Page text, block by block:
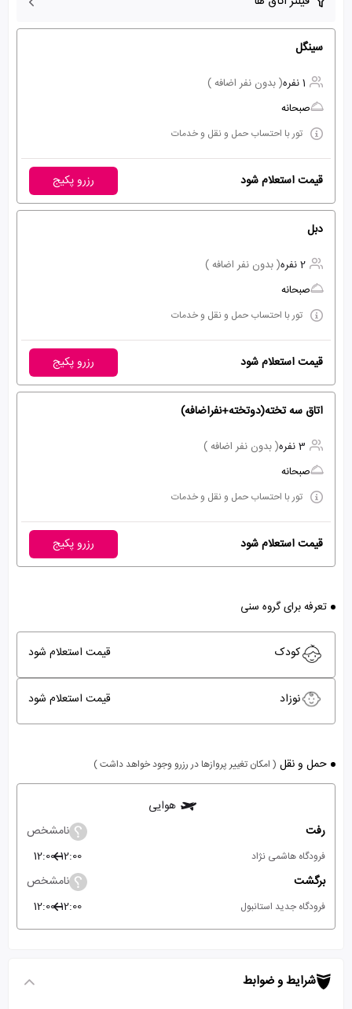
سینگل
1 نفره
( بدون نفر اضافه )
صبحانه
تور با احتساب حمل و نقل و خدمات
قیمت استعلام شود رزرو پکیج
دبل
2 نفره
( بدون نفر اضافه )
صبحانه
تور با احتساب حمل و نقل و خدمات
قیمت استعلام شود رزرو پکیج
اتاق سه تخته(دوتخته+نفراضافه)
3 نفره
( بدون نفر اضافه )
صبحانه
تور با احتساب حمل و نقل و خدمات
قیمت استعلام شود رزرو پکیج
تعرفه برای گروه سنی
کودک قیمت استعلام شود
نوزاد قیمت استعلام شود
حمل و نقل ( امکان تغییر پروازها در رزرو وجود خواهد داشت )
هوایی
رفت
نامشخص
فرودگاه هاشمی نژاد 12:00
12:00
برگشت
نامشخص
فرودگاه جدید استانبول 12:00
12:00
شرایط و ضوابط